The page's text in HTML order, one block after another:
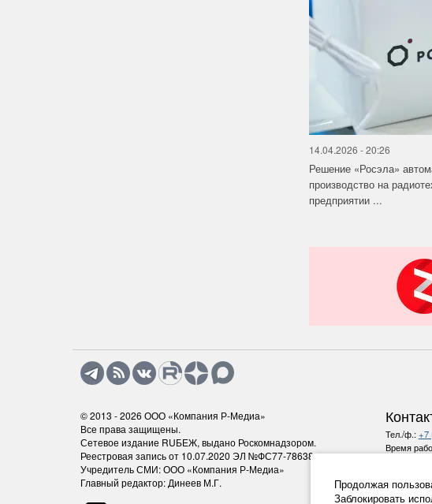
14.04.2026 - 20:26
Решение «Росэла»
производство на
предприятии ...
© 2013 - 2026 ООО «Компания Р-Медиа»
Все права защищены.
Сетевое издание RUБЕЖ, выдано Роскомнадзором.
Реестровая запись от 10.07.2020 ЭЛ №ФС77-78638
Учредитель СМИ: ООО «Компания Р-Медиа»
Главный редактор: Динеев М.Г.
Тел./ф.:+7
Время
Политика
Продолжая
Заблокировать